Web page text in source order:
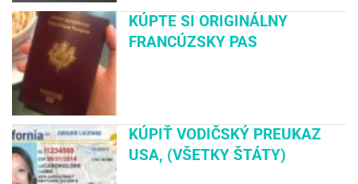
KÚPTE SI ORIGINÁLNY
FRANCÚZSKY PAS
KÚPIŤ VODIČSKÝ PREUKAZ
USA, (VŠETKY ŠTÁTY)